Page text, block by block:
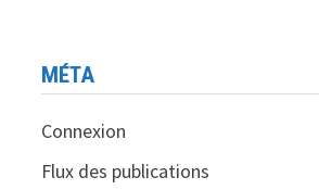
MÉTA
Connexion
Flux des publications